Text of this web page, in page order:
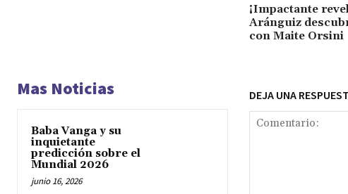
¡Impactante
Aránguiz
con Maite Orsini
Mas Noticias
Baba Vanga y su
inquietante
predicción sobre el
Mundial 2026
junio 16, 2026
DEJA UNA